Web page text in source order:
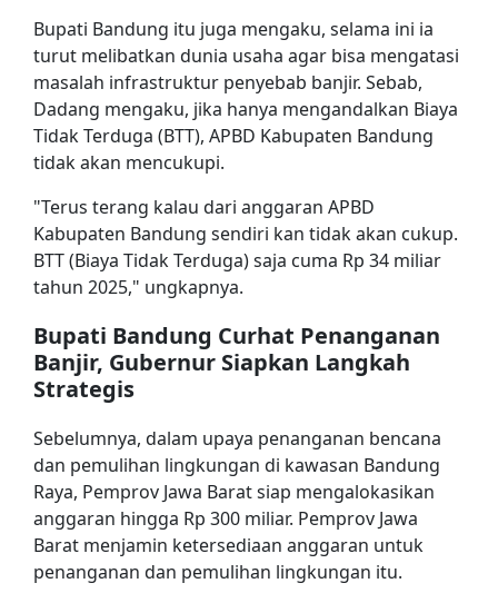
Bupati Bandung itu juga mengaku, selama ini ia
turut melibatkan dunia usaha agar bisa mengatasi
masalah infrastruktur penyebab banjir. Sebab,
Dadang mengaku, jika hanya mengandalkan Biaya
Tidak Terduga (BTT), APBD Kabupaten Bandung
tidak akan mencukupi.
"Terus terang kalau dari anggaran APBD
Kabupaten Bandung sendiri kan tidak akan cukup.
BTT (Biaya Tidak Terduga) saja cuma Rp 34 miliar
tahun 2025," ungkapnya.
Bupati Bandung Curhat Penanganan
Banjir, Gubernur Siapkan Langkah
Strategis
Sebelumnya, dalam upaya penanganan bencana
dan pemulihan lingkungan di kawasan Bandung
Raya, Pemprov Jawa Barat siap mengalokasikan
anggaran hingga Rp 300 miliar. Pemprov Jawa
Barat menjamin ketersediaan anggaran untuk
penanganan dan pemulihan lingkungan itu.